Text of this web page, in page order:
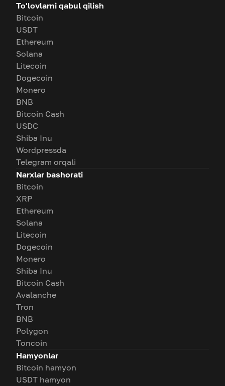
To'lovlarni qabul qilish
Bitcoin
USDT
Ethereum
Solana
Litecoin
Dogecoin
Monero
BNB
Bitcoin Cash
USDC
Shiba Inu
Wordpressda
Telegram orqali
Narxlar bashorati
Bitcoin
XRP
Ethereum
Solana
Litecoin
Dogecoin
Monero
Shiba Inu
Bitcoin Cash
Avalanche
Tron
BNB
Polygon
Toncoin
Hamyonlar
Bitcoin hamyon
USDT hamyon